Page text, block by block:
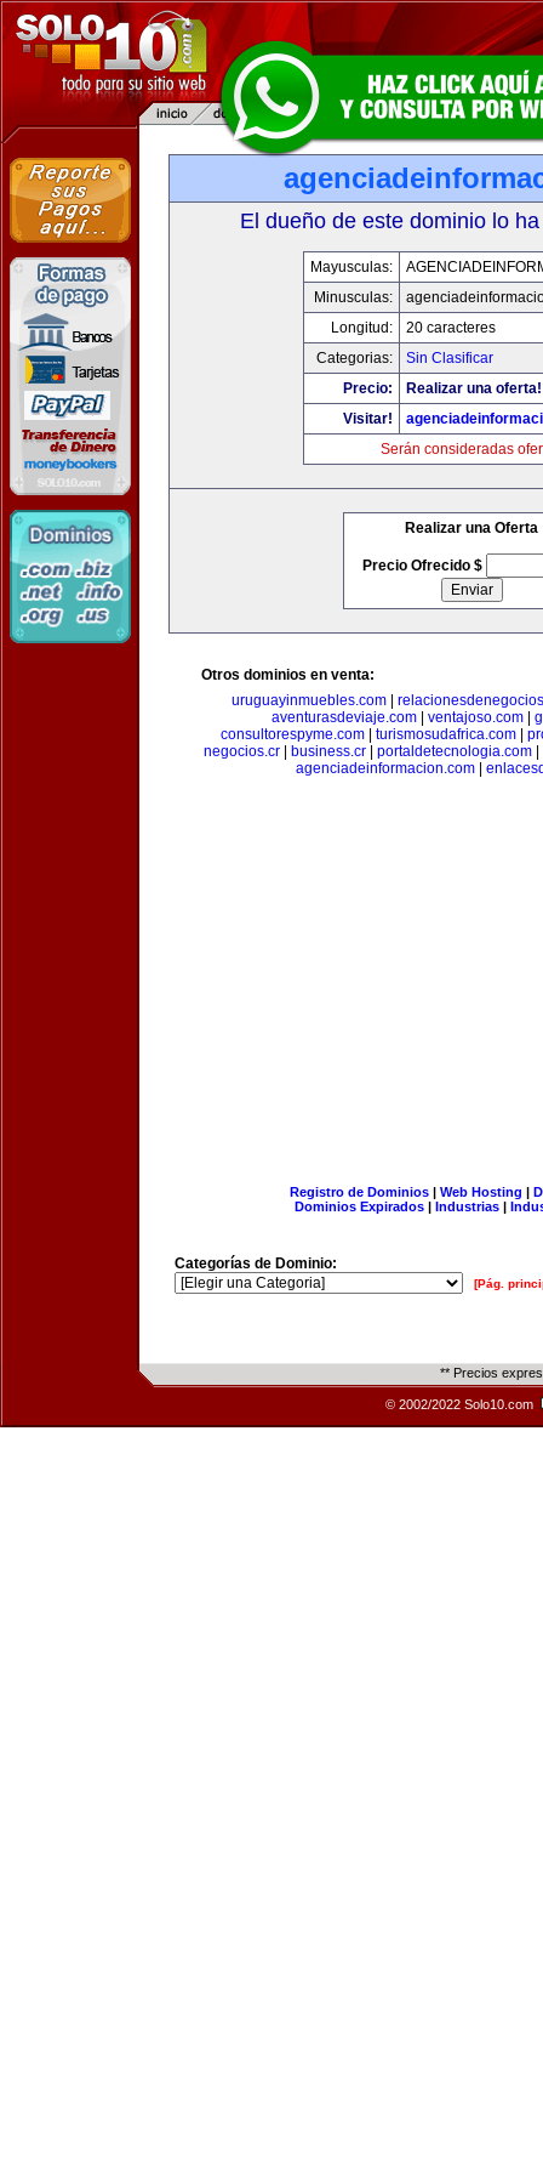
El dueño de este dominio lo
Mayusculas:
Minusculas:
Longitud:
20 caracteres
Categorias:
Sin Clasificar
Precio:
Realizar una oferta!
Visitar!
Serán consideradas
Realizar una Oferta
Precio Ofrecido $
Otros dominios en venta:
uruguayinmuebles.com|
aventurasdeviaje.com| ventajoso.com|
consultorespyme.com| turismosudafrica.com|
negocios.cr
business.cr portaldetecnologia.com
agenciadeinformacion.com
Registro de Dominios| Web Hosting |
Dominios Expirados | Industrias |
Categorías de Dominio:
[Pág.
** Precios
© 2002/2022 Solo10.com